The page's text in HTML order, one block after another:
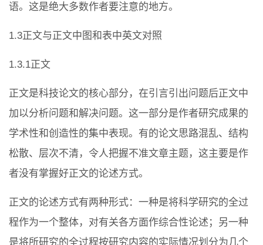
语。这是绝大多数作者要注意的地方。
1.3正文与正文中图和表中英文对照
1.3.1正文
正文是科技论文的核心部分，在引言引出问题后正文中
加以分析问题和解决问题。这一部分是作者研究成果的
学术性和创造性的集中表现。有的论文思路混乱、结构
松散、层次不清，令人把握不准文章主题，这主要是作
者没有掌握好正文的论述方式。
正文的论述方式有两种形式：一种是将科学研究的全过
程作为一个整体，对有关各方面作综合性论述；另一种
是将所研究的全过程按研究内容的实际情况划分为几个